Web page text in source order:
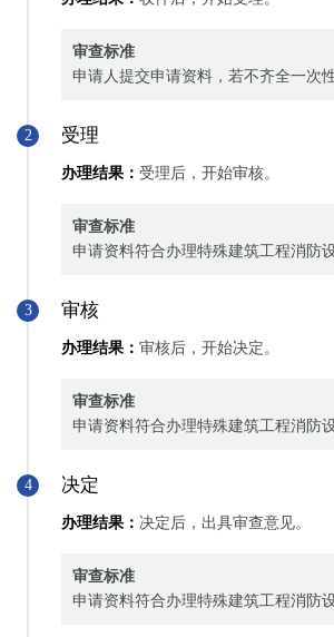
审查标准
申请人提交申请资料，若不齐全一次
2 受理
办理结果： 受理后，开始审核。
审查标准
申请资料符合办理特殊建筑工程消防
3 审核
办理结果： 审核后，开始决定。
审查标准
申请资料符合办理特殊建筑工程消防
4 决定
办理结果： 决定后，出具审查意见。
审查标准
申请资料符合办理特殊建筑工程消防